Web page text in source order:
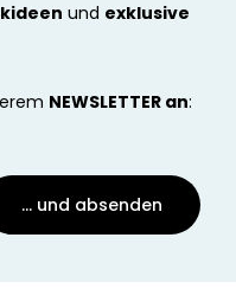
und exklusive
NEWSLETTER an:
... und absenden